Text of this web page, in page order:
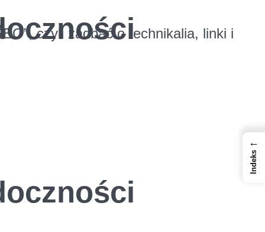
czyli zadbać o technikalia, linki i
←
Indeks